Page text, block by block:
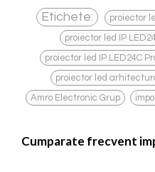
Etichete: proiector
proiector led IP
proiector led IP LED24C
proiector led
Amro Electronic Grup
Cumparate frecvent